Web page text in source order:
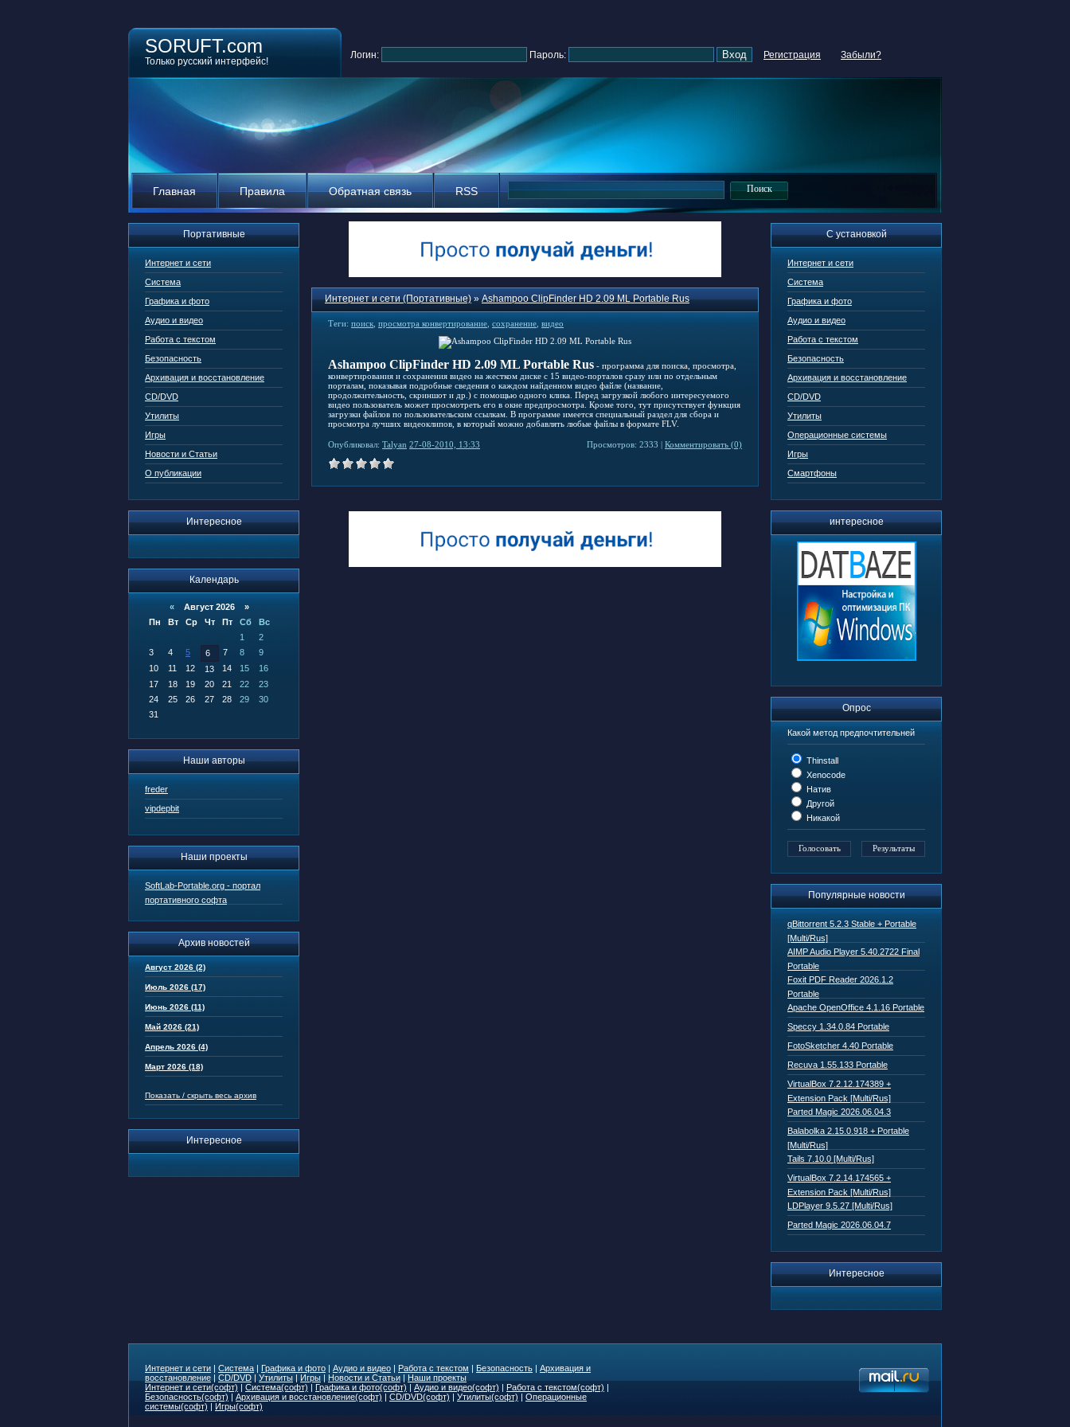
SORUFT.com
Только русский интерфейс!
Логин: Пароль: Регистрация Забыли?
Главная Правила Обратная связь RSS
Портативные
Интернет и сети
Система
Графика и фото
Аудио и видео
Работа с текстом
Безопасность
Архивация и восстановление
CD/DVD
Утилиты
Игры
Новости и Статьи
О публикации
Интересное
Календарь
« Август 2026 »
Пн
Вт Ср Чт Пт Сб
Вс
1
2
3
4 5 6 7 8
9
10
11 12 13 14 15
16
17
18 19 20 21 22
23
24
25 26 27 28 29
30
31
Наши авторы
freder
vipdepbit
Наши проекты
SoftLab-Portable.org - портал
портативного софта
Архив новостей
Август 2026 (2)
Июль 2026 (17)
Июнь 2026 (11)
Май 2026 (21)
Апрель 2026 (4)
Март 2026 (18)
Показать / скрыть весь архив
Интересное
С установкой
Интернет и сети
Система
Графика и фото
Аудио и видео
Работа с текстом
Безопасность
Архивация и восстановление
CD/DVD
Утилиты
Операционные системы
Игры
Смартфоны
интересное
Опрос
Какой метод предпочтительней
Thinstall
Xenocode
Натив
Другой
Никакой
Популярные новости
qBittorrent 5.2.3 Stable + Portable
[Multi/Rus]
AIMP Audio Player 5.40.2722 Final
Portable
Foxit PDF Reader 2026.1.2
Portable
Apache OpenOffice 4.1.16 Portable
Speccy 1.34.0.84 Portable
FotoSketcher 4.40 Portable
Recuva 1.55.133 Portable
VirtualBox 7.2.12.174389 +
Extension Pack [Multi/Rus]
Parted Magic 2026.06.04.3
Balabolka 2.15.0.918 + Portable
[Multi/Rus]
Tails 7.10.0 [Multi/Rus]
VirtualBox 7.2.14.174565 +
Extension Pack [Multi/Rus]
LDPlayer 9.5.27 [Multi/Rus]
Parted Magic 2026.06.04.7
Интересное
Интернет и сети (Портативные)»Ashampoo ClipFinder HD 2.09 ML Portable Rus
Теги: поиск просмотра конвертирование сохранение видео
Ashampoo ClipFinder HD 2.09 ML Portable Rus - программа для поиска, просмотра,
конвертирования и сохранения видео на жестком диске с 15 видео-порталов сразу или по отдельным
порталам, показывая подробные сведения о каждом найденном видео файле (название,
продолжительность, скриншот и др.) с помощью одного клика. Перед загрузкой любого интересуемого
видео пользователь может просмотреть его в окне предпросмотра. Кроме того, тут присутствует функция
загрузки файлов по пользовательским ссылкам. В программе имеется специальный раздел для сбора и
просмотра лучших видеоклипов, в который можно добавлять любые файлы в формате FLV.
Опубликовал: Talyan 27-08-2010, 13:33 Просмотров: 2333 | Комментировать (0)
Интернет и сети | Система | Графика и фото | Аудио и видео | Работа с текстом | Безопасность | Архивация и
восстановление | CD/DVD | Утилиты | Игры | Новости и Статьи | Наши проекты
Интернет и сети(софт) | Система(софт) | Графика и фото(софт) | Аудио и видео(софт) | Работа с текстом(софт) |
Безопасность(софт) | Архивация и восстановление(софт) | CD/DVD(софт) | Утилиты(софт) | Операционные
системы(софт) | Игры(софт)